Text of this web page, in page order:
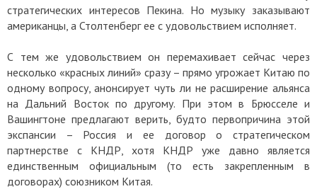
стратегических интересов Пекина. Но музыку заказывают
американцы, а Столтенберг ее с удовольствием исполняет.
С тем же удовольствием он перемахивает сейчас через
несколько «красных линий» сразу – прямо угрожает Китаю по
одному вопросу, анонсирует чуть ли не расширение альянса
на Дальний Восток по другому. При этом в Брюсселе и
Вашингтоне предлагают верить, будто первопричина этой
экспансии – Россия и ее договор о стратегическом
партнерстве с КНДР, хотя КНДР уже давно является
единственным официальным (то есть закрепленным в
договорах) союзником Китая.